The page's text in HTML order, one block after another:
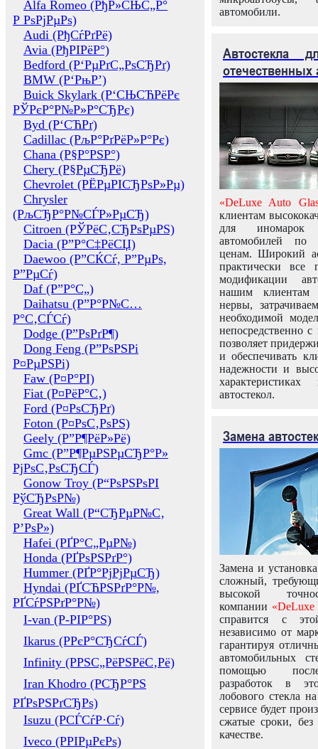
Alfa Romeo (РђР»СЊС„Р°
Р РѕРјРµРѕ)
Audi (РђСѓРґРё)
Avia (РђРІРёР°)
Bedford (Р‘РµРґС„РѕСЂРґ)
BMW (Р‘РњР’)
Buick Skylark (Р‘СЊСЋРёРє
РЎРєР°Р№Р»Р°СЂРє)
Byd (Р‘СЋРґ)
Cadillac (РљР°РґРёР»Р°Рє)
Chana (Р§Р°РЅР°)
Chery (Р§РµСЂРё)
Chevrolet (РЁРµРІСЂРѕР»Рµ)
Chrysler
(РљСЂР°Р№СЃР»РµСЂ)
Citroen (РЎРёС‚СЂРѕРµРЅ)
Dacia (Р”Р°С‡РёСЏ)
Daewoo (Р”СЌСѓ, Р”РµРѕ,
Р”РµСѓ)
Daf (Р”Р°С„)
Daihatsu (Р”Р°Р№С…
Р°С‚СЃСѓ)
Dodge (Р”РѕРґР¶)
Dong Feng (Р”РѕРЅРі
Р¤РµРЅРі)
Faw (Р¤Р°РІ)
Fiat (Р¤РёР°С‚)
Ford (Р¤РѕСЂРґ)
Foton (Р¤РѕС‚РѕРЅ)
Geely (Р”Р¶РёР»Рё)
Gmc (Р”Р¶РµРЅРµСЂР°Р»
РјРѕС‚РѕСЂСЃ)
Gonow Troy (Р“РѕРЅРѕРІ
РўСЂРѕР№)
Great Wall (Р“СЂРµР№С‚
Р’РѕР»)
Hafei (РҐР°С„РµР№)
Honda (РҐРѕРЅРґР°)
Hummer (РҐР°РјРјРµСЂ)
Hyndai (РҐСЋРЅРґР°Р№,
РҐСѓРЅРґР°Р№)
I-van (Р-РІР°РЅ)
Ikarus (РРєР°СЂСѓСЃ)
Infinity (РРЅС„РёРЅРёС‚Рё)
Iran Khodro (РСЂР°РЅ
РҐРѕРЅРґСЂРѕ)
Isuzu (РСЃСѓР·Сѓ)
Iveco (РРІРµРєРѕ)
автомобили.
Автостекла
отечественных
«DeLuxe Auto
клиентам
для иномарок
автомобилей
ценам. Широкий
практически все
модификации
нашим клиентам
нервы,
необходимой
непосредственно
позволяет
и обеспечивать
надежности и
автостекол.
Замена
Замена и
сложный,
высокой
компании «DeLuxe
справится с
независимо от
гарантируя
автомобильных
помощью
разработок в
лобового стекла
сервисе будет
сжатые сроки,
качестве.